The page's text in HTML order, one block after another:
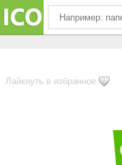
Лайкнуть в избранное